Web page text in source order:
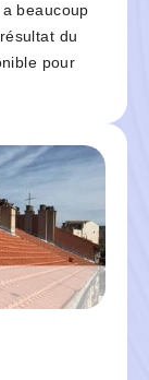
beaucoup
du
pour